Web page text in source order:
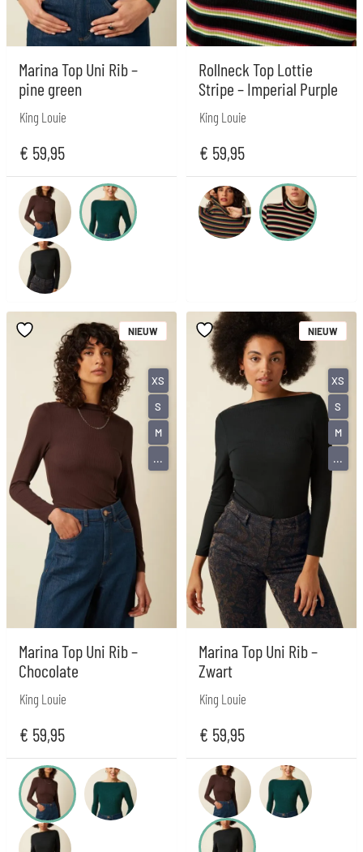
Marina Top Uni Rib –
pine green
King Louie
€ 59,95
Rollneck Top Lottie
Stripe – Imperial Purple
King Louie
€ 59,95
Marina Top Uni Rib –
Chocolate
King Louie
€ 59,95
NIEUW
XS
S
M
...
Marina Top Uni Rib –
Zwart
King Louie
€ 59,95
NIEUW
XS
S
M
...